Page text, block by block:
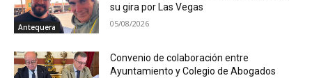
Antequera
su gira por Las Vegas
05/08/2026
Convenio de colaboración entre
Ayuntamiento y Colegio de Abogados